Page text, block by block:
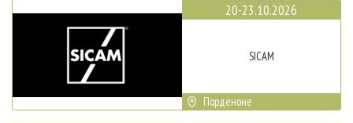
20-23.10.2026
SICAM
Порденоне